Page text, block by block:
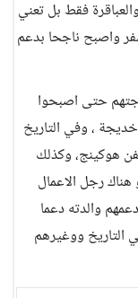
فقط بل تعني
واصبح ناجحا بدعم
حتى اصبحوا
، وفي التاريخ
هوكينج، وكذلك
رجل الاعمال
والدته دعما
ووغيرهم